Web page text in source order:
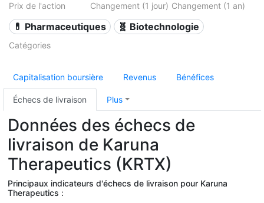
Prix de l'action Changement (1 jour) Changement (1 an)
💊 Pharmaceutiques 🧬 Biotechnologie
Catégories
Capitalisation boursière Revenus Bénéfices
Échecs de livraison Plus
Données des échecs de
livraison de Karuna
Therapeutics (KRTX)
Principaux indicateurs d'échecs de livraison pour Karuna
Therapeutics :